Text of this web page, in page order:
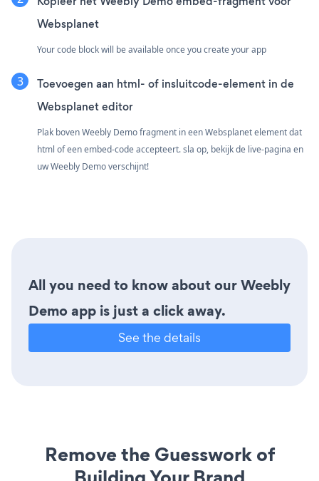
Websplanet
Your code block will be available once you create your app
Toevoegen aan html- of insluitcode-element in de
Websplanet editor
Plak boven Weebly Demo fragment in een Websplanet element dat
html of een embed-code accepteert. sla op, bekijk de live-pagina en
uw Weebly Demo verschijnt!
All you need to know about our Weebly
Demo app is just a click away.
See the details
Remove the Guesswork of